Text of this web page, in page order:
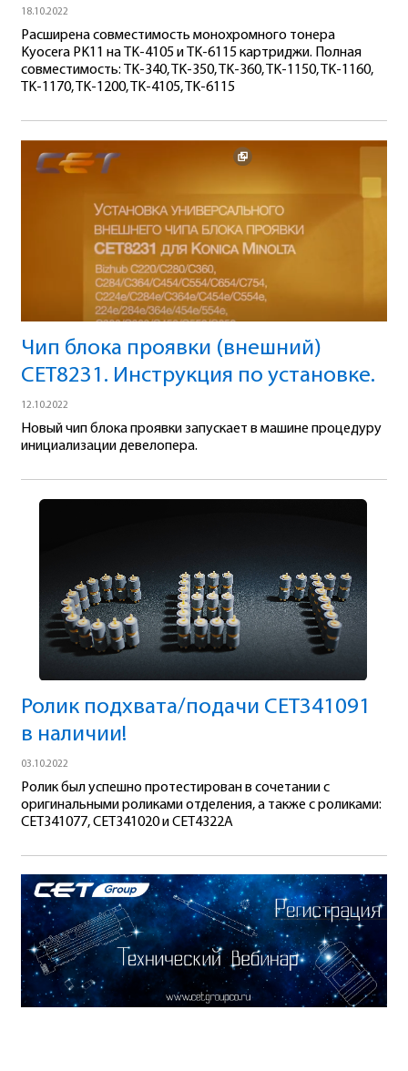
18.10.2022
Расширена совместимость монохромного тонера
Kyocera PK11 на TK-4105 и TK-6115 картриджи. Полная
совместимость: TK-340, TK-350, TK-360, TK-1150, TK-1160,
TK-1170, TK-1200, TK-4105, TK-6115
Чип блока проявки (внешний)
CET8231. Инструкция по установке.
12.10.2022
Новый чип блока проявки запускает в машине процедуру
инициализации девелопера.
Ролик подхвата/подачи CET341091
в наличии!
03.10.2022
Ролик был успешно протестирован в сочетании с
оригинальными роликами отделения, а также с роликами:
CET341077, CET341020 и CET4322A